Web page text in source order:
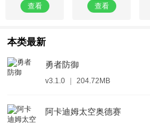
查看
查看
本类最新
勇者防御
v3.1.0 204.72MB
阿卡迪姆太空奥德赛